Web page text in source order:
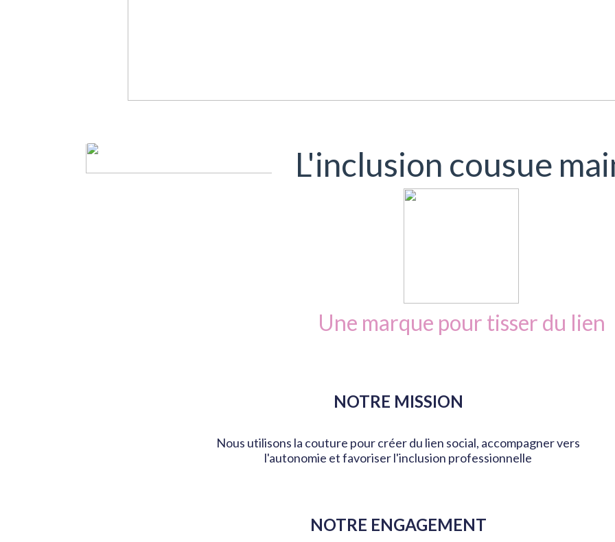
L'inclusion cousue
Une marque pour tisser du lien
NOTRE MISSION
Nous utilisons la couture pour créer du lien social, accompagner vers
l'autonomie et favoriser l'inclusion professionnelle
NOTRE ENGAGEMENT